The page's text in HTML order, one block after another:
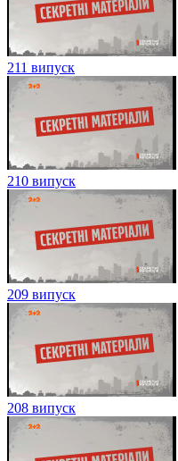
211 випуск
210 випуск
209 випуск
208 випуск